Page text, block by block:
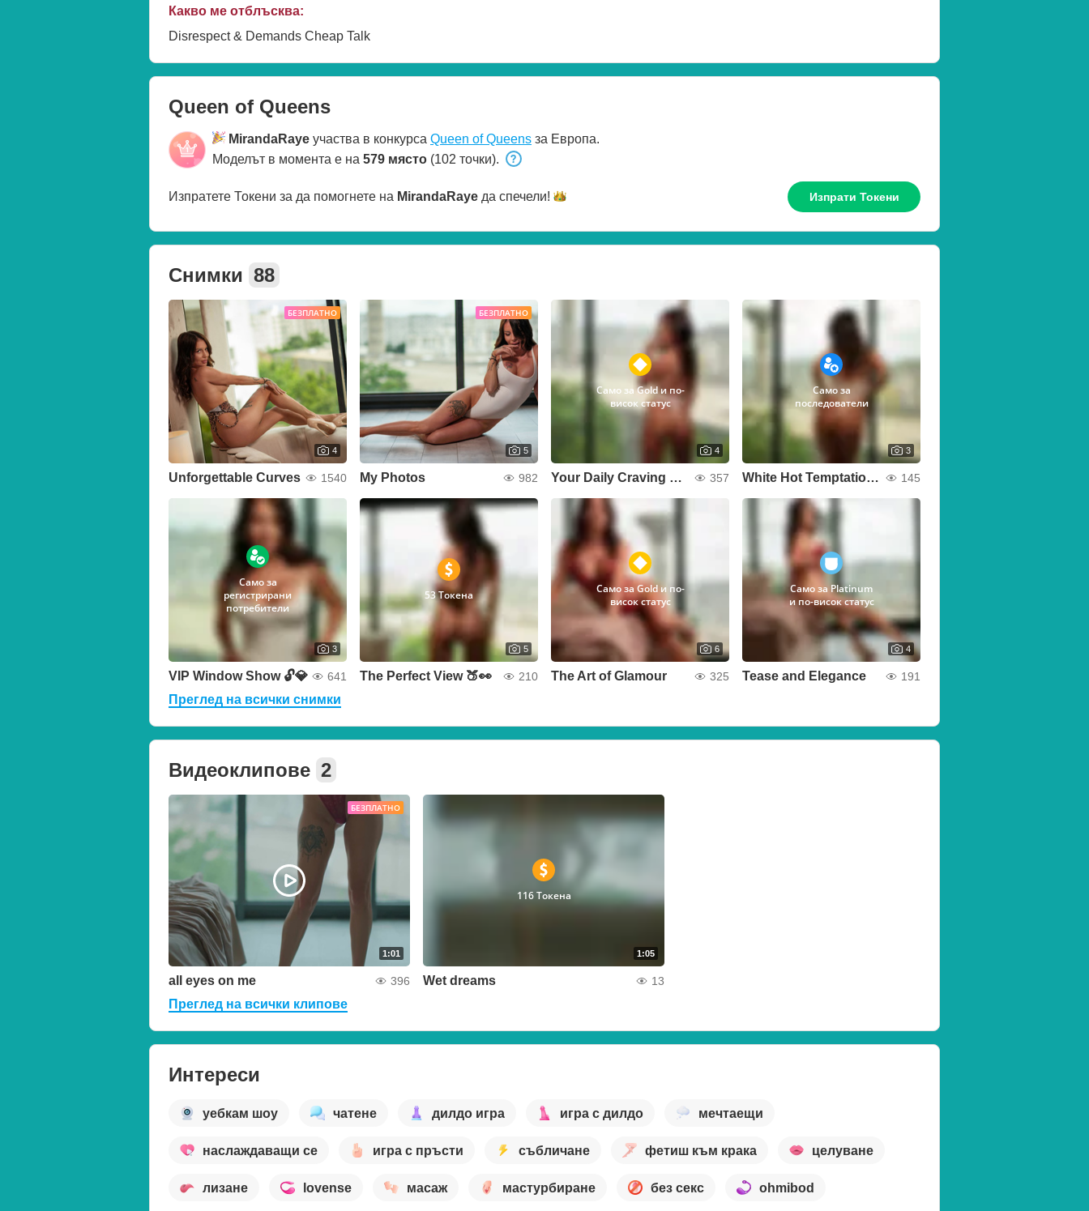
Какво ме отблъсква:
Disrespect & Demands Cheap Talk
Queen of Queens
MirandaRaye участва в конкурса Queen of Queens за Европа.
Моделът в момента е на 579 място (102 точки).
Изпратете Токени за да помогнете на MirandaRaye да спечели! Изпрати Токени
Снимки 88
БЕЗПЛАТНО
4
Unforgettable Curves 1540
БЕЗПЛАТНО
5
My Photos 982
Само за Gold и по-
висок статус
4
Your Daily Craving 🍒🔞 357
Само за
последователи
3
White Hot Temptation 🔥🕊️ 145
Само за
регистрирани
потребители
3
VIP Window Show 🔓💎 641
53 Токена
5
The Perfect View 🍑👀 210
Само за Gold и по-
висок статус
6
The Art of Glamour 325
Само за Platinum
и по-висок статус
4
Tease and Elegance 191
Преглед на всички снимки
Видеоклипове 2
БЕЗПЛАТНО
1:01
all eyes on me 396
1:05
116 Токена
Wet dreams 13
Преглед на всички клипове
Интереси
уебкам шоу чатене дилдо игра игра с дилдо мечтаещи
наслаждаващи се игра с пръсти събличане фетиш към крака целуване
лизане lovense масаж мастурбиране без секс ohmibod